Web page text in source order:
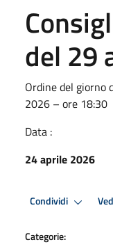
del 29
Ordine del giorno
2026 – ore 18:30
Data :
24 aprile 2026
Condividi
Categorie: